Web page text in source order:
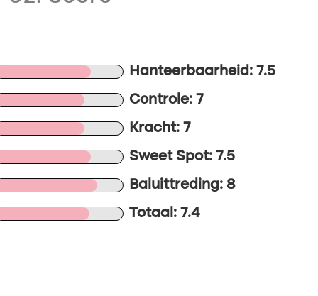
Hanteerbaarheid: 7.5
Controle: 7
Kracht: 7
Sweet Spot: 7.5
Baluittreding: 8
Totaal: 7.4